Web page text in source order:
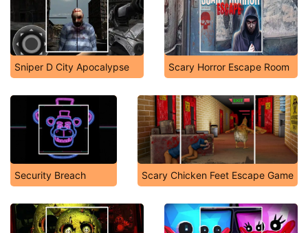
Sniper D City Apocalypse Scary Horror Escape Room
Security Breach Scary Chicken Feet Escape Game